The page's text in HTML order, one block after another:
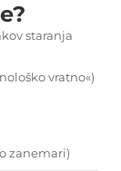
staranja
vratno«)
zanemari)